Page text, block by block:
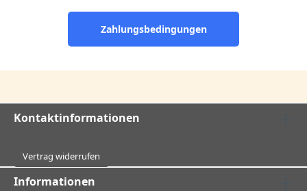
Zahlungsbedingungen
Kontaktinformationen
Vertrag widerrufen
Informationen